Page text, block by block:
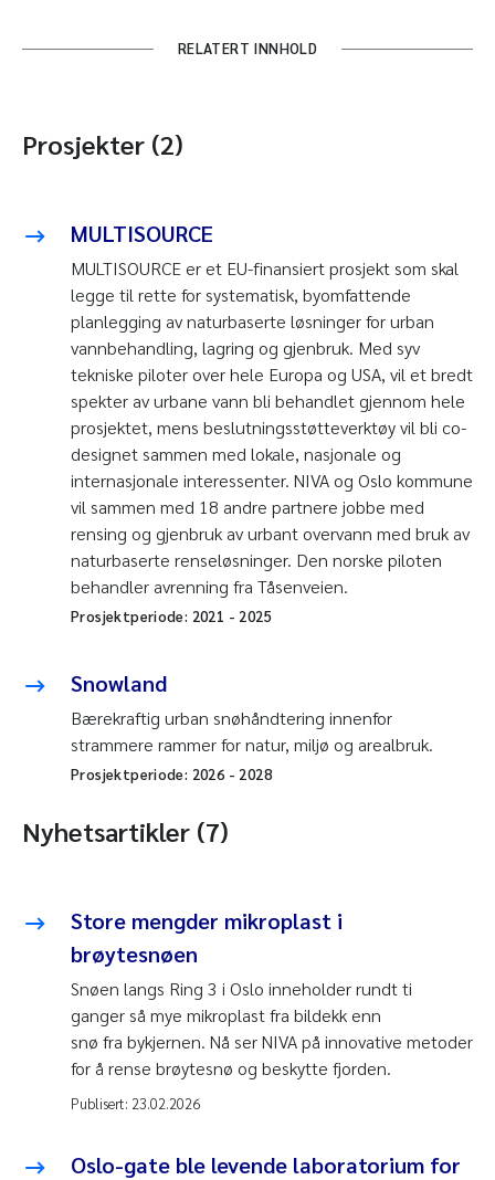
RELATERT INNHOLD
Prosjekter (2)
MULTISOURCE
MULTISOURCE er et EU-finansiert prosjekt som skal
legge til rette for systematisk, byomfattende
planlegging av naturbaserte løsninger for urban
vannbehandling, lagring og gjenbruk. Med syv
tekniske piloter over hele Europa og USA, vil et bredt
spekter av urbane vann bli behandlet gjennom hele
prosjektet, mens beslutningsstøtteverktøy vil bli co-
designet sammen med lokale, nasjonale og
internasjonale interessenter. NIVA og Oslo kommune
vil sammen med 18 andre partnere jobbe med
rensing og gjenbruk av urbant overvann med bruk av
naturbaserte renseløsninger. Den norske piloten
behandler avrenning fra Tåsenveien.
Prosjektperiode: 2021 - 2025
Snowland
Bærekraftig urban snøhåndtering innenfor
strammere rammer for natur, miljø og arealbruk.
Prosjektperiode: 2026 - 2028
Nyhetsartikler (7)
Store mengder mikroplast i
brøytesnøen
Snøen langs Ring 3 i Oslo inneholder rundt ti
ganger så mye mikroplast fra bildekk enn
snø fra bykjernen. Nå ser NIVA på innovative metoder
for å rense brøytesnø og beskytte fjorden.
Publisert: 23.02.2026
Oslo-gate ble levende laboratorium for